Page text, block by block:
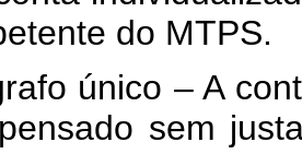
do MTPS.
único – A conta
sem